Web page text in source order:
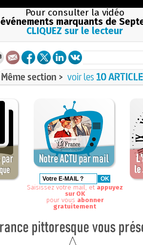
Pour consulter la vidéo
événements marquants de
CLIQUEZ sur le lecteur
Même section > voir les 10
Saisissez votre mail, et appuyez
sur OK
pour vous abonner
gratuitement